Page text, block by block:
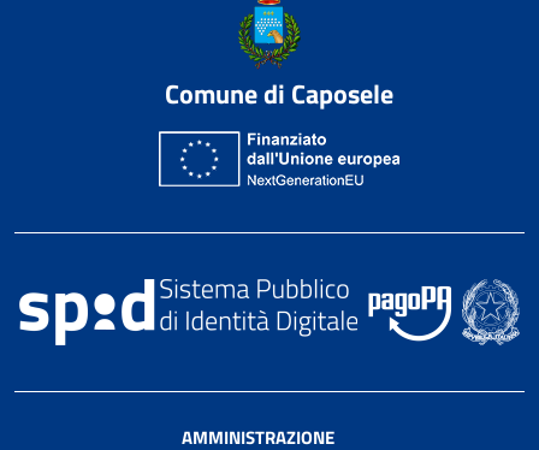
Comune di Caposele
AMMINISTRAZIONE